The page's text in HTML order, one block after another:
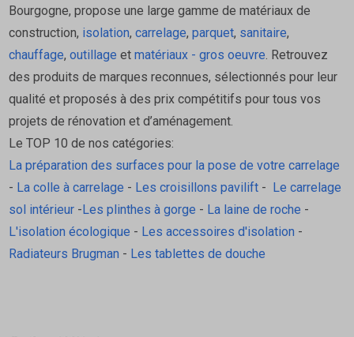
Bourgogne, propose une large gamme de matériaux de
construction, isolation, carrelage, parquet, sanitaire,
chauffage, outillage et matériaux - gros oeuvre. Retrouvez
des produits de marques reconnues, sélectionnés pour leur
qualité et proposés à des prix compétitifs pour tous vos
projets de rénovation et d’aménagement.
Le TOP 10 de nos catégories:
La préparation des surfaces pour la pose de votre carrelage
- La colle à carrelage - Les croisillons pavilift- Le carrelage
sol intérieur-Les plinthes à gorge - La laine de roche -
L'isolation écologique - Les accessoires d'isolation -
Radiateurs Brugman - Les tablettes de douche